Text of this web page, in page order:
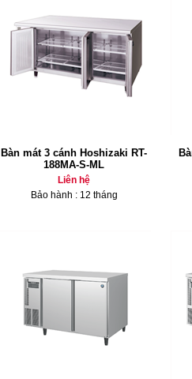
Bàn mát 3 cánh Hoshizaki RT-
188MA-S-ML
Liên hệ
Bảo hành : 12 tháng